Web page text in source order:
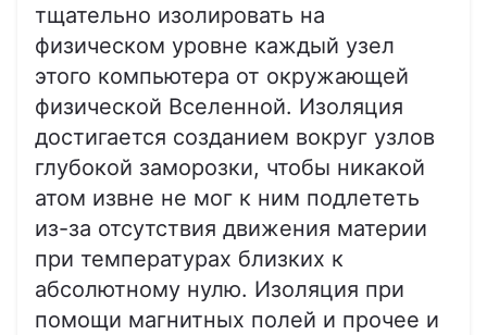
тщательно изолировать на
физическом уровне каждый узел
этого компьютера от окружающей
физической Вселенной. Изоляция
достигается созданием вокруг узлов
глубокой заморозки, чтобы никакой
атом извне не мог к ним подлететь
из-за отсутствия движения материи
при температурах близких к
абсолютному нулю. Изоляция при
помощи магнитных полей и прочее и